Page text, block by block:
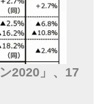
2020」、17